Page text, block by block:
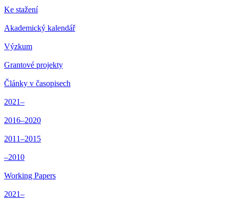
Ke stažení
Akademický kalendář
Výzkum
Grantové projekty
Články v časopisech
2021–
2016–2020
2011–2015
–2010
Working Papers
2021–